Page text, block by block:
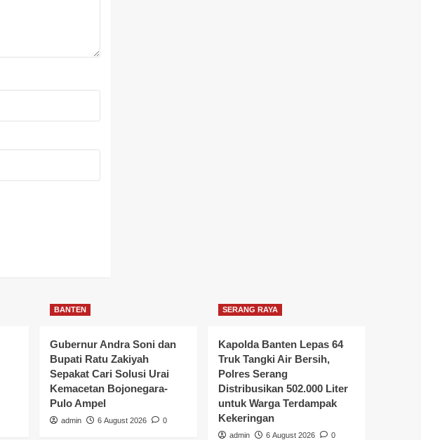
BANTEN
Gubernur Andra Soni dan
Bupati Ratu Zakiyah
Sepakat Cari Solusi Urai
Kemacetan Bojonegara-
Pulo Ampel
admin 6 August 2026 0
SERANG RAYA
Kapolda Banten Lepas 64
Truk Tangki Air Bersih,
Polres Serang
Distribusikan 502.000 Liter
untuk Warga Terdampak
Kekeringan
admin 6 August 2026 0